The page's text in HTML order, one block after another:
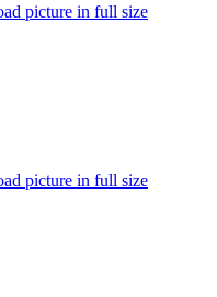
picture in full size
picture in full size